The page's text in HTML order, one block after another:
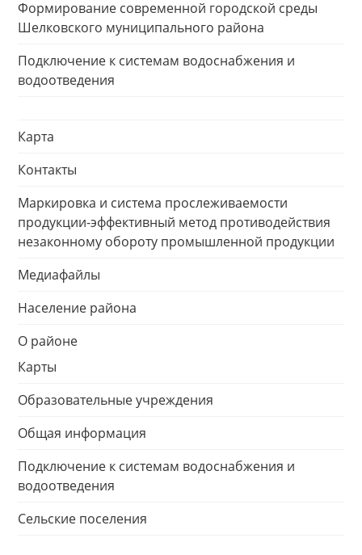
Формирование современной городской среды
Шелковского муниципального района
Подключение к системам водоснабжения и
водоотведения
Карта
Контакты
Маркировка и система прослеживаемости
продукции-эффективный метод противодействия
незаконному обороту промышленной продукции
Медиафайлы
Население района
О районе
Карты
Образовательные учреждения
Общая информация
Подключение к системам водоснабжения и
водоотведения
Сельские поселения